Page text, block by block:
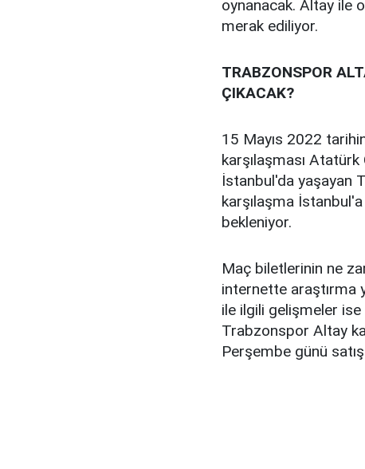
oynanacak. Altay ile
merak ediliyor.
TRABZONSPOR
ÇIKACAK?
15 Mayıs 2022
karşılaşması
İstanbul'da yaşayan
karşılaşma
bekleniyor.
Maç biletlerinin ne
internette araştırma
ile ilgili gelişmeler ise
Trabzonspor Altay
Perşembe günü